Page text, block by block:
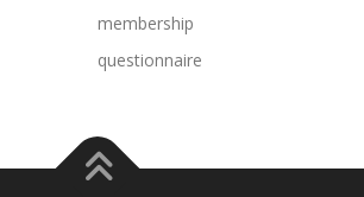
membership
questionnaire